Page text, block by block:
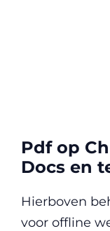
Pdf op
Docs en
Hierboven
voor offline